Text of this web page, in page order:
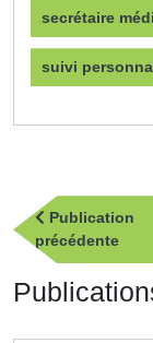
secrétaire
suivi
Navigation
de
l’article
Publication
précédente